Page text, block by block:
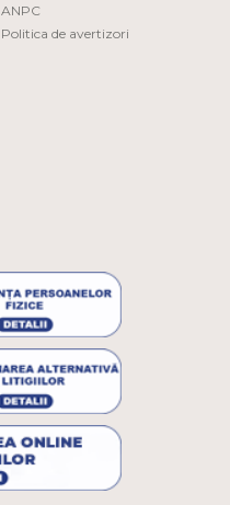
ANPC
Politica de avertizori